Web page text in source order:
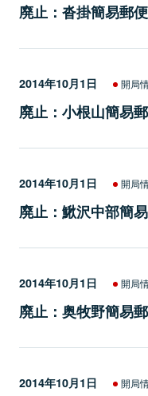
廃止：沓掛簡易郵
2014年10月1日 開局
廃止：小根山簡易
2014年10月1日 開局
廃止：鰍沢中部簡
2014年10月1日 開局
廃止：奥牧野簡易
2014年10月1日 開局